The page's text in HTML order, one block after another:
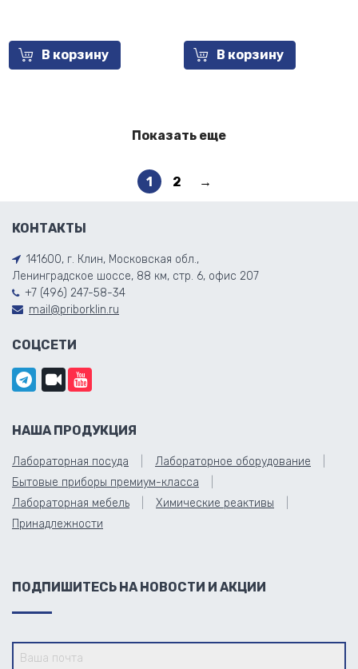
В корзину В корзину
Показать еще
1 2 →
КОНТАКТЫ
141600, г. Клин, Московская обл.,
Ленинградское шоссе, 88 км, стр. 6, офис 207
+7 (496) 247-58-34
mail@priborklin.ru
СОЦСЕТИ
НАША ПРОДУКЦИЯ
Лабораторная посуда
Лабораторное оборудование
Бытовые приборы премиум-класса
Лабораторная мебель
Химические реактивы
Принадлежности
ПОДПИШИТЕСЬ НА НОВОСТИ И АКЦИИ